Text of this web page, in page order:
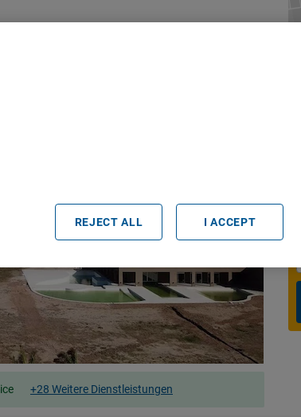
+28 Weitere Dienstleistungen
REJECT ALL I ACCEPT